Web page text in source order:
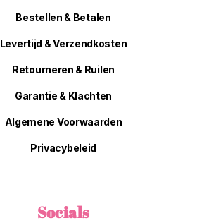
Bestellen & Betalen
Levertijd & Verzendkosten
Retourneren & Ruilen
Garantie & Klachten
Algemene Voorwaarden
Privacybeleid
Socials